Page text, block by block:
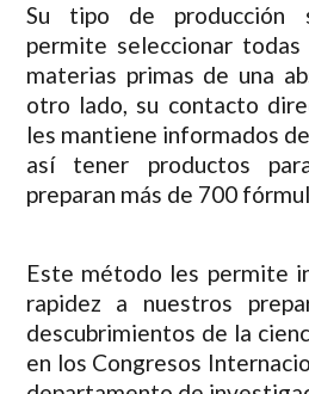
Su tipo de producción
permite seleccionar
materias primas de una
otro lado, su contacto
les mantiene informados
así tener productos
preparan más de 700
Este método les permite
rapidez a nuestros
descubrimientos de la
en los Congresos